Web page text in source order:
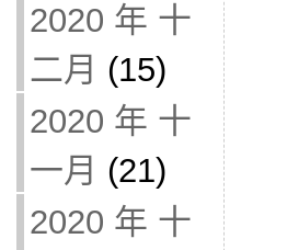
2020 年 十
二月 (15)
2020 年 十
一月 (21)
2020 年 十